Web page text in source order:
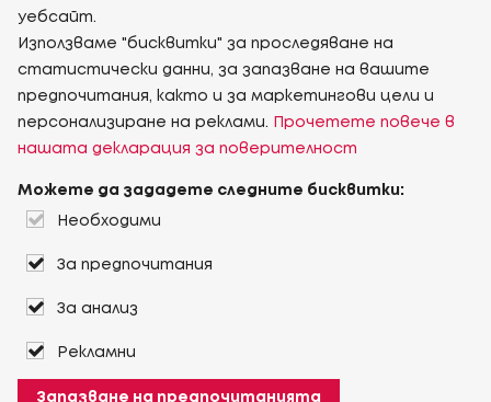
уебсайт.
Използваме "бисквитки" за проследяване на
статистически данни, за запазване на вашите
предпочитания, както и за маркетингови цели и
персонализиране на реклами.
Прочетете повече в
нашата декларация за поверителност
Можете да зададете следните бисквитки:
Необходими
За предпочитания
За анализ
Рекламни
Запазване на предпочитанията